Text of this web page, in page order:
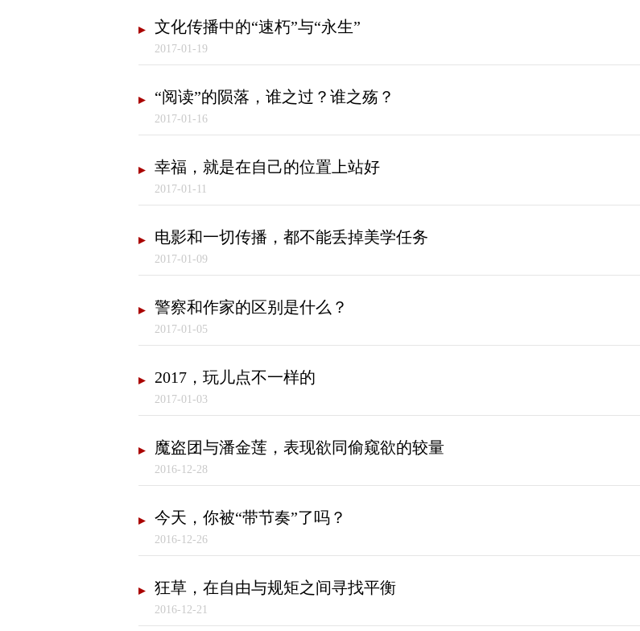
文化传播中的“速朽”与“永生”
2017-01-19
“阅读”的陨落，谁之过？谁之殇？
2017-01-16
幸福，就是在自己的位置上站好
2017-01-11
电影和一切传播，都不能丢掉美学任务
2017-01-09
警察和作家的区别是什么？
2017-01-05
2017，玩儿点不一样的
2017-01-03
魔盗团与潘金莲，表现欲同偷窥欲的较量
2016-12-28
今天，你被“带节奏”了吗？
2016-12-26
狂草，在自由与规矩之间寻找平衡
2016-12-21